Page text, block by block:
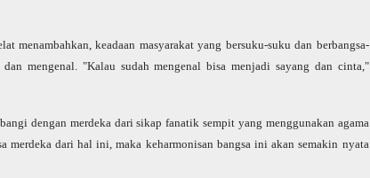
menambahkan, keadaan masyarakat yang bersuku-suku dan berbangsa-
mengenal. "Kalau sudah mengenal bisa menjadi sayang dan cinta,"
dengan merdeka dari sikap fanatik sempit yang menggunakan agama
merdeka dari hal ini, maka keharmonisan bangsa ini akan semakin nyata